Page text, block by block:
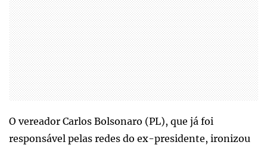
O vereador Carlos Bolsonaro (PL), que já foi
responsável pelas redes do ex-presidente, ironizou